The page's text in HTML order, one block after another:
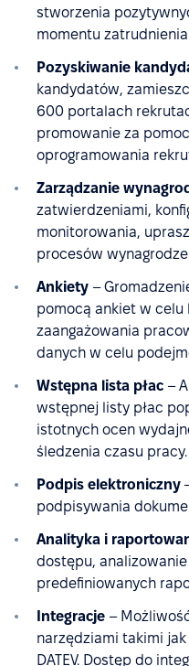
stworzenia
momentu
Pozyskiwanie
kandydatów,
600 portalach
promowanie za
oprogramowania
Zarządzanie
zatwierdzeniami,
monitorowania,
procesów
Ankiety –
pomocą ankiet w celu
zaangażowania
danych w celu
Wstępna lista płac –
wstępnej listy płac
istotnych ocen
śledzenia czasu pracy.
Podpis elektroniczny
podpisywania
Analityka i
dostępu,
predefiniowanych
Integracje –
narzędziami takimi
DATEV. Dostęp do